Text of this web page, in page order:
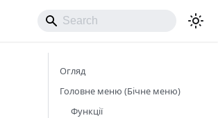
Огляд
Головне меню (Бічне меню)
Функції